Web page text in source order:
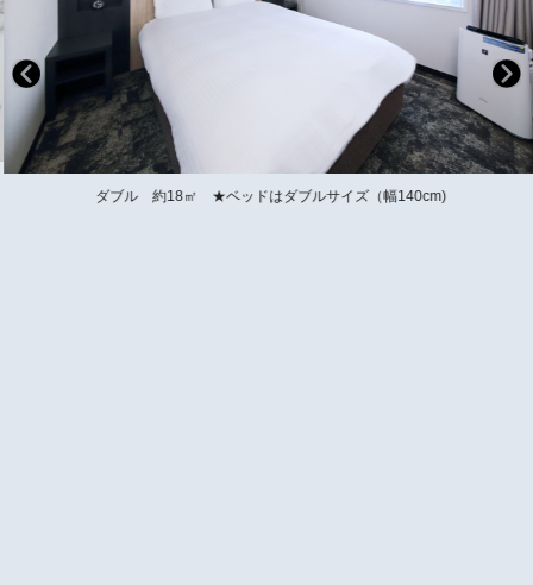
ダブル 約18㎡ ★ベッドはダブルサイズ（幅140cm)